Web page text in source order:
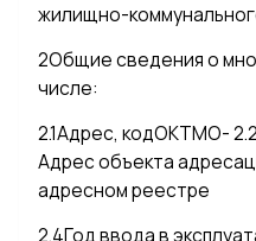
жилищно-
2Общие сведения о
числе:
2.1Адрес, кодОКТМО-
Адрес объекта
адресном реестре
2.4Год ввода в